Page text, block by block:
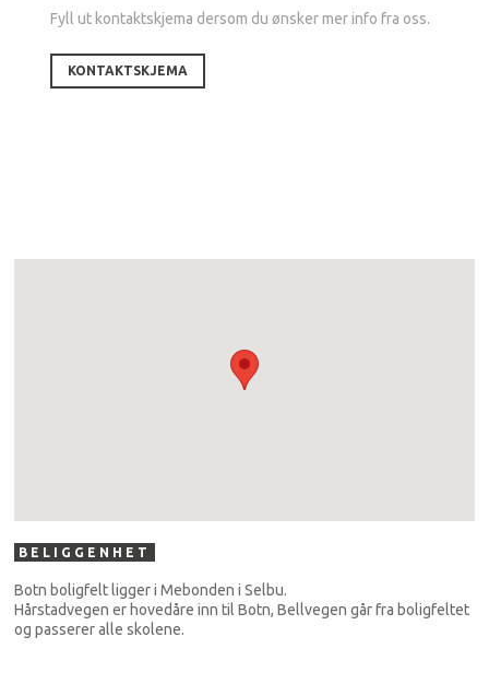
Fyll ut kontaktskjema dersom du ønsker mer info fra oss.
KONTAKTSKJEMA
BELIGGENHET
Botn boligfelt ligger i Mebonden i Selbu.
Hårstadvegen er hovedåre inn til Botn, Bellvegen går fra boligfeltet
og passerer alle skolene.